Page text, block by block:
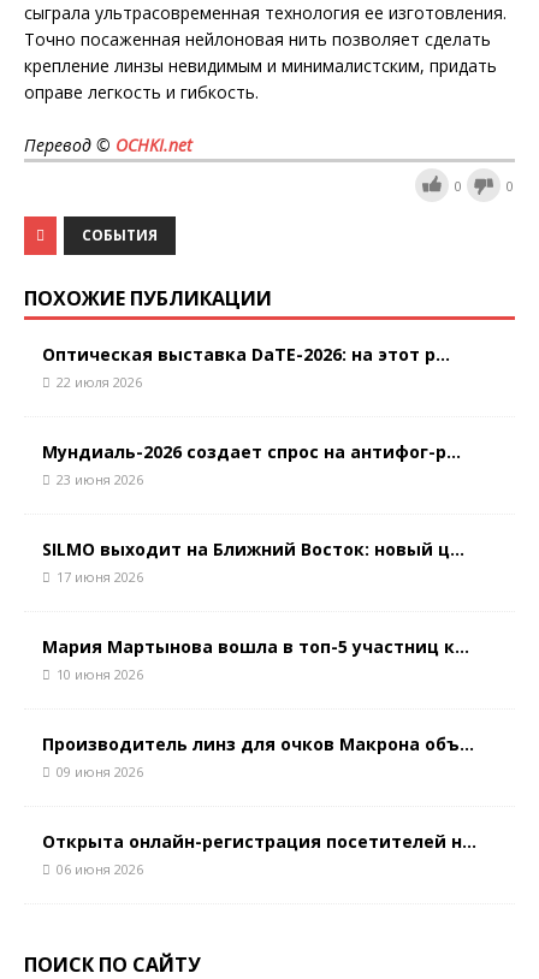
сыграла ультрасовременная технология ее изготовления.
Точно посаженная нейлоновая нить позволяет сделать
крепление линзы невидимым и минималистским, придать
оправе легкость и гибкость.
Перевод © OCHKI.net
0 0
СОБЫТИЯ
ПОХОЖИЕ ПУБЛИКАЦИИ
Оптическая выставка DaTE-2026: на этот р...
22 июля 2026
Мундиаль-2026 создает спрос на антифог-р...
23 июня 2026
SILMO выходит на Ближний Восток: новый ц...
17 июня 2026
Мария Мартынова вошла в топ-5 участниц к...
10 июня 2026
Производитель линз для очков Макрона объ...
09 июня 2026
Открыта онлайн-регистрация посетителей н...
06 июня 2026
ПОИСК ПО САЙТУ